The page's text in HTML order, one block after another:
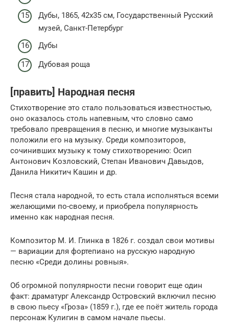
Дубы, 1865, 42х35 см, Государственный Русский
музей, Санкт-Петербург
Дубы
Дубовая роща
[править] Народная песня
Стихотворение это стало пользоваться известностью,
оно оказалось столь напевным, что словно само
требовало превращения в песню, и многие музыканты
положили его на музыку. Среди композиторов,
сочинивших музыку к тому стихотворению: Осип
Антонович Козловский, Степан Иванович Давыдов,
Данила Никитич Кашин и др.
Песня стала народной, то есть стала исполняться всеми
желающими по-своему, и приобрела популярность
именно как народная песня.
Композитор М. И. Глинка в 1826 г. создал свои мотивы
— вариации для фортепиано на русскую народную
песню «Среди долины ровныя».
Об огромной популярности песни говорит еще один
факт: драматург Александр Островский включил песню
в свою пьесу «Гроза» (1859 г.), где ее поёт житель города
персонаж Кулигин в самом начале пьесы.